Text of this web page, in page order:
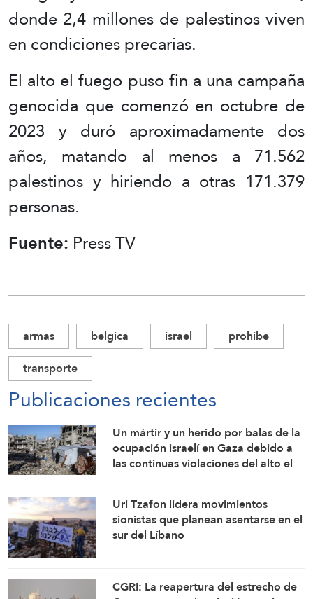
donde 2,4 millones de palestinos viven
en condiciones precarias.
El alto el fuego puso fin a una campaña
genocida que comenzó en octubre de
2023 y duró aproximadamente dos
años, matando al menos a 71.562
palestinos y hiriendo a otras 171.379
personas.
Fuente: Press TV
armas belgica israel
prohibe
transporte
Publicaciones recientes
Un mártir y un herido por balas de la
ocupación israelí en Gaza debido a
las continuas violaciones del alto el
Uri Tzafon lidera movimientos
sionistas que planean asentarse en el
sur del Líbano
CGRI: La reapertura del estrecho de